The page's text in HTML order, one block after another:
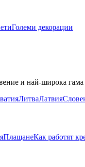
Големи декорации
и най-широка
ЛитваЛатвия
ПлащанеКак работят